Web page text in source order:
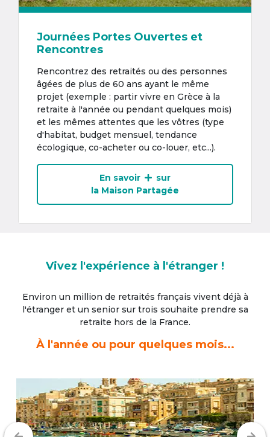
Journées Portes Ouvertes et
Rencontres
Rencontrez des retraités ou des personnes
âgées de plus de 60 ans ayant le même
projet (exemple : partir vivre en Grèce à la
retraite à l'année ou pendant quelques mois)
et les mêmes attentes que les vôtres (type
d'habitat, budget mensuel, tendance
écologique, co-acheter ou co-louer, etc...).
En savoir
sur
la Maison Partagée
Vivez l'expérience à l'étranger !
Environ un million de retraités français vivent déjà à
l'étrangeret un senior sur trois souhaite prendre sa
retraite hors de la France.
À l'année ou pour quelques mois...